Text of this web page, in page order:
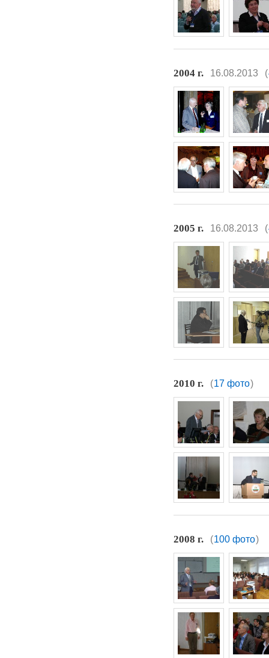
2004 г. 16.08.2013 (
2005 г. 16.08.2013 (
2010 г. (17 фото)
2008 г. (100 фото)